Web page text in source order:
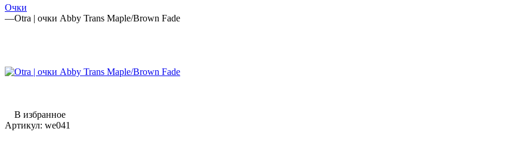
Очки
—Otra | очки Abby Trans Maple/Brown Fade
В избранное
Артикул: we041